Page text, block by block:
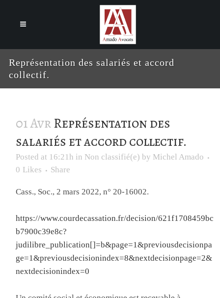
Représentation des salariés et accord
collectif.
01 AvrReprésentation des
salariés et accord collectif.
Posted at 16:21h in Non classifié(e) by Michel Amado
0 Likes Share
Cass., Soc., 2 mars 2022, n° 20-16002.
https://www.courdecassation.fr/decision/621f1708459bc
b7900c39e8c?
judilibre_publication[]=b&page=1&previousdecisionpa
ge=1&previousdecisionindex=8&nextdecisionpage=2&
nextdecisionindex=0